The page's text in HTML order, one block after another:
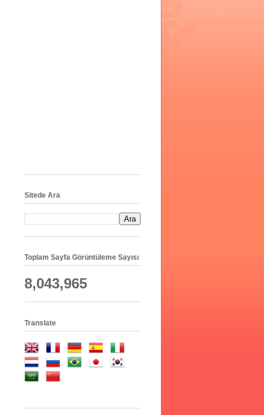
Sitede Ara
Toplam Sayfa Görüntüleme Sayısı
8,043,965
Translate